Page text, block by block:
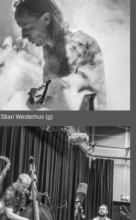
Stian Westerhus (g)